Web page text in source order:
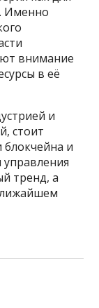
Именно
внимание
в её
и
стоит
и
управления
тренд, а